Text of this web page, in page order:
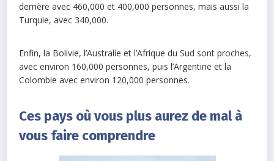
derrière avec 460,000 et 400,000 personnes, mais aussi la
Turquie, avec 340,000.
Enfin, la Bolivie, l’Australie et l’Afrique du Sud sont proches,
avec environ 160,000 personnes, puis l’Argentine et la
Colombie avec environ 120,000 personnes.
Ces pays où vous plus aurez de mal à
vous faire comprendre